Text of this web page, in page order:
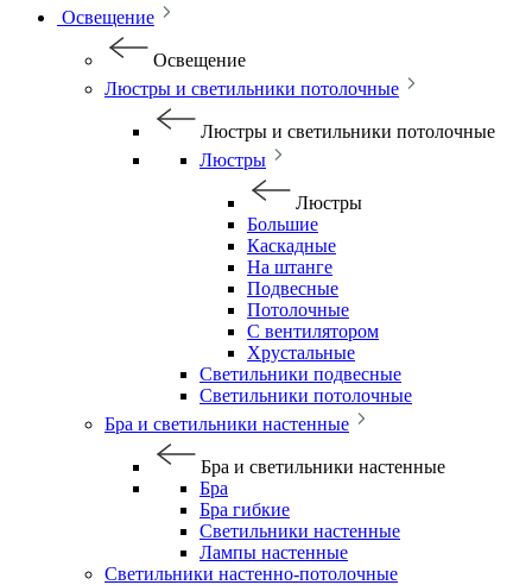
Освещение
Освещение
Люстры и светильники потолочные
Люстры и светильники потолочные
Люстры
Люстры
Большие
Каскадные
На штанге
Подвесные
Потолочные
С вентилятором
Хрустальные
Светильники подвесные
Светильники потолочные
Бра и светильники настенные
Бра и светильники настенные
Бра
Бра гибкие
Светильники настенные
Лампы настенные
Светильники настенно-потолочные